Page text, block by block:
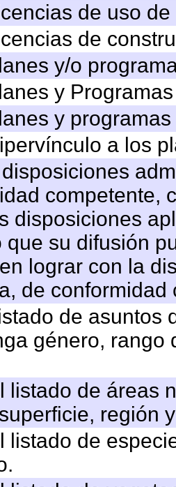
de uso
de
y/o
y
y
a los
competente,
disposiciones
que su difusión
lograr con la
de
de asuntos
género, rango
listado de áreas
región
listado de